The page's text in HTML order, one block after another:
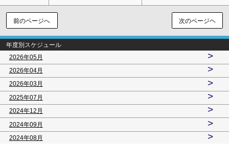
前のページへ 次のページヘ
年度別スケジュール
2026年05月
>
2026年04月 >
2026年03月 >
2025年07月 >
2024年12月 >
2024年09月 >
2024年08月 >